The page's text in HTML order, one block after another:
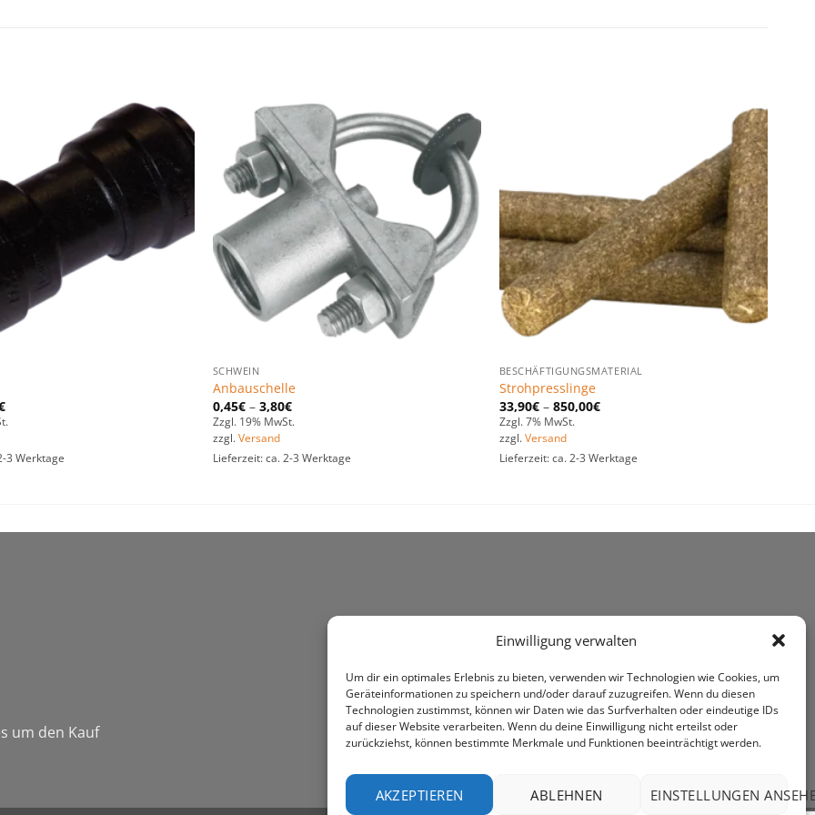
Einwilligung verwalten
Um dir ein optimales Erlebnis zu bieten, verwenden wir Technologien wie Cookies, um
Geräteinformationen zu speichern und/oder darauf zuzugreifen. Wenn du diesen
Technologien zustimmst, können wir Daten wie das Surfverhalten oder eindeutige IDs
auf dieser Website verarbeiten. Wenn du deine Einwilligung nicht erteilst oder
zurückziehst, können bestimmte Merkmale und Funktionen beeinträchtigt werden.
AKZEPTIEREN ABLEHNEN EINSTELLUNGEN
Zu den
hinzufügen
3 Werktage
Zu den
Favoriten
hinzufügen
SCHWEIN
Anbauschelle
0,45€– 3,80€
Zzgl. 19% MwSt.
zzgl. Versand
Lieferzeit: ca. 2-3 Werktage
Zu den
Favoriten
hinzufügen
BESCHÄFTIGUNGSMATERIAL
Strohpresslinge
33,90€– 850,00€
Zzgl. 7% MwSt.
zzgl. Versand
Lieferzeit: ca. 2-3 Werktage
um den Kauf